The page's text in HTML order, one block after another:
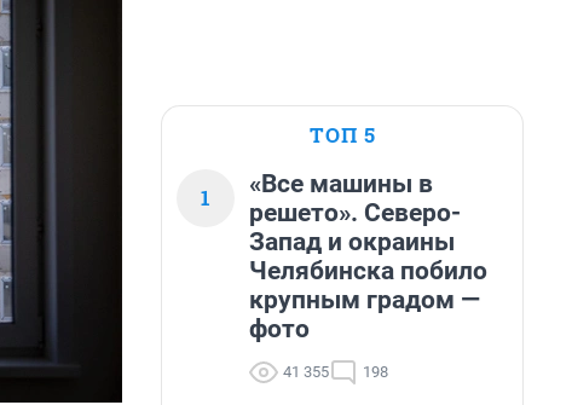
ТОП 5
1
«Все машины в
решето». Северо-
Запад и окраины
Челябинска побило
крупным градом —
фото
41 355 198